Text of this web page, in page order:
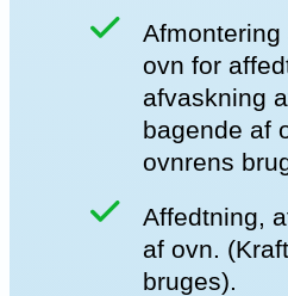
ovn for
afvaskning
bagende af
ovnrens
Affedtning,
af ovn.
bruges).